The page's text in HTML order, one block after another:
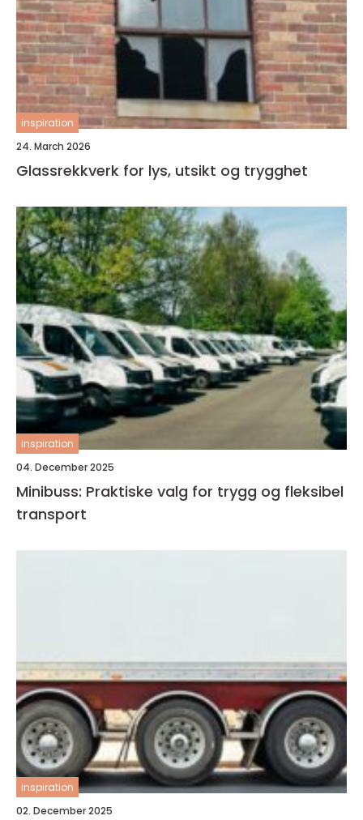
inspiration
24. March 2026
Glassrekkverk for lys, utsikt og trygghet
inspiration
04. December 2025
Minibuss: Praktiske valg for trygg og fleksibel
transport
inspiration
02. December 2025